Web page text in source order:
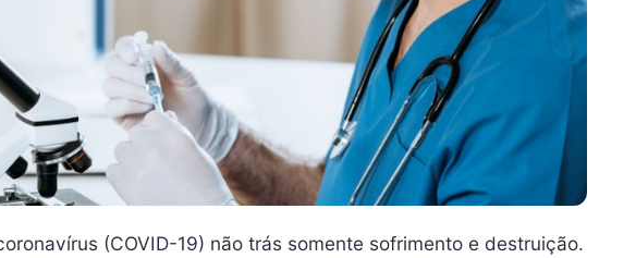
(COVID-19) não trás somente sofrimento e destruição.